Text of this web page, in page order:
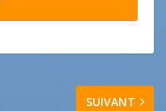
SUIVANT